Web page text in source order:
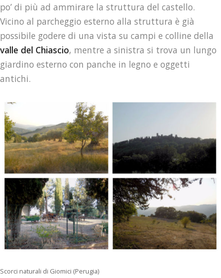
po’ di più ad ammirare la struttura del castello.
Vicino al parcheggio esterno alla struttura è già
possibile godere di una vista su campi e colline della
valle del Chiascio, mentre a sinistra si trova un lungo
giardino esterno con panche in legno e oggetti
antichi.
Scorci naturali di Giomici (Perugia)